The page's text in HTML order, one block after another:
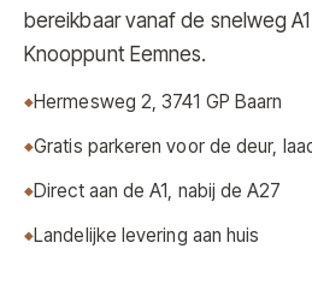
bereikbaar vanaf de snelweg
Knooppunt Eemnes.
Hermesweg 2, 3741 GP Baarn
Gratis parkeren voor de deur,
Direct aan de A1, nabij de A27
Landelijke levering aan huis